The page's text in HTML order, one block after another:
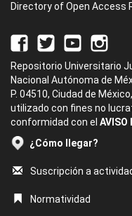
Directory of Open Access
Repositorio Universitario
Nacional Autónoma de
P. 04510, Ciudad de
utilizado con fines no
conformidad con el AVISO
¿Cómo llegar?
Suscripción a
Normatividad